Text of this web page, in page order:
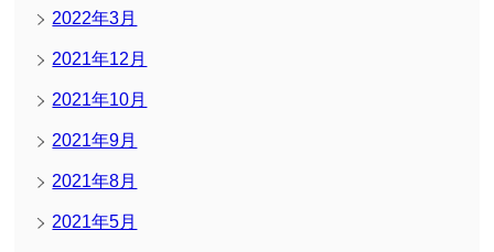
2022年3月
2021年12月
2021年10月
2021年9月
2021年8月
2021年5月